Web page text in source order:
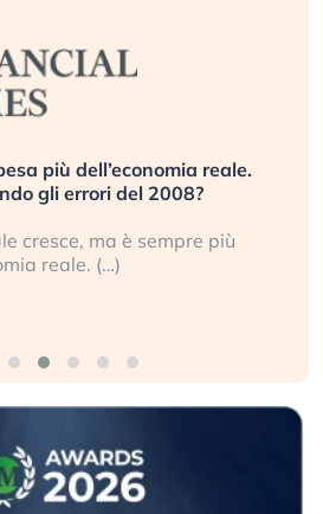
a spegnere Starlink. Gli
il rischio?
a ignorare il rischio